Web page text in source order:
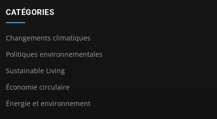
CATÉGORIES
Changements climatiques
Politiques environnementales
Sustainable Living
Économie circulaire
Énergie et environnement